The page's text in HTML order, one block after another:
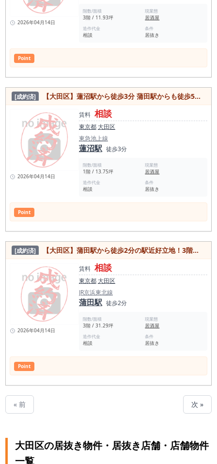
2026年04月14日
階数/面積
3階 / 11.93坪
現業態
居酒屋
造作代金
相談
条件
居抜き
Point
[成約済] 【大田区】蓮沼駅から徒歩3分 蒲田駅からも徒歩5分！商業地域で人通り◎角地物件の飲食可能居抜き物件
2026年04月14日
賃料 相談
東京都 大田区
東急池上線
蓮沼駅 徒歩3分
階数/面積
1階 / 13.75坪
現業態
居酒屋
造作代金
相談
条件
居抜き
Point
[成約済] 【大田区】蒲田駅から徒歩2分の駅近好立地！3階部屋別フロア一括貸しどちらもOK 飲食可能な居抜き物件
2026年04月14日
賃料 相談
東京都 大田区
JR京浜東北線
蒲田駅 徒歩2分
階数/面積
3階 / 31.29坪
現業態
居酒屋
造作代金
相談
条件
居抜き
Point
« 前 次 »
大田区の居抜き物件・居抜き店舗・店舗物件
一覧